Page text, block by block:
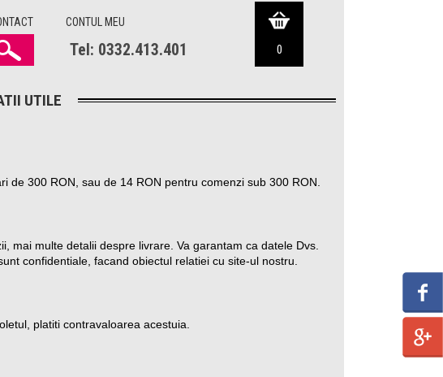
0
CONTUL MEU
Tel: 0332.413.401
UTILE
300 RON, sau de 14 RON pentru comenzi sub 300 RON.
mai multe detalii despre livrare. Va garantam ca datele Dvs.
confidentiale, facand obiectul relatiei cu site-ul nostru.
platiti contravaloarea acestuia.